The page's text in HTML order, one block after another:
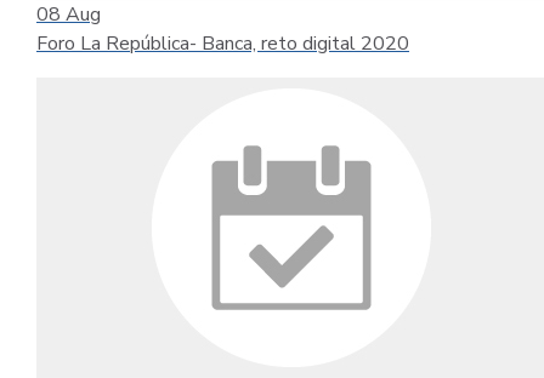
08 Aug
Foro La República- Banca, reto digital 2020